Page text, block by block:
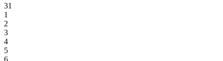
31
1
2
3
4
5
6